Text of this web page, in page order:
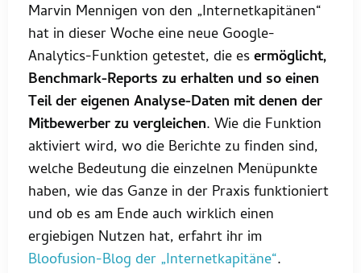
Marvin Mennigen von den „Internetkapitänen“
hat in dieser Woche eine neue Google-
Analytics-Funktion getestet, die esermöglicht,
Benchmark-Reports zu erhalten und so einen
Teil der eigenen Analyse-Daten mit denen der
Mitbewerber zu vergleichen. Wie die Funktion
aktiviert wird, wo die Berichte zu finden sind,
welche Bedeutung die einzelnen Menüpunkte
haben, wie das Ganze in der Praxis funktioniert
und ob es am Ende auch wirklich einen
ergiebigen Nutzen hat, erfahrt ihr im
Bloofusion-Blog der „Internetkapitäne“.